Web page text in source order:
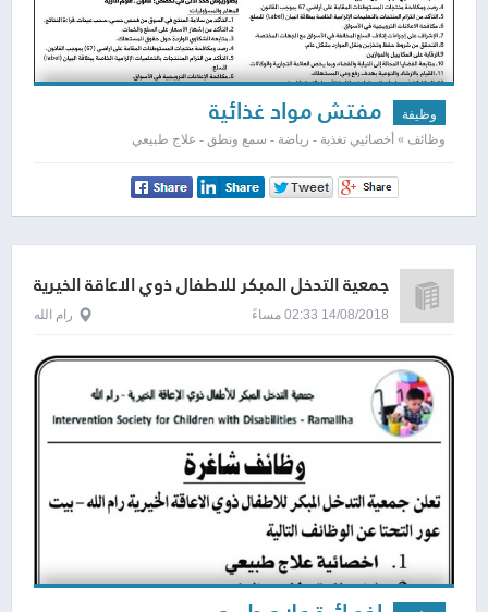
وظيفة مفتش مواد غذائية
وظائف » أخصائيي تغذية - رياضة - سمع ونطق - علاج طبيعي
جمعية التدخل المبكر للاطفال ذوي الاعاقة الخيرية
رام الله
14/08/2018 02:33 مساءً رام الله